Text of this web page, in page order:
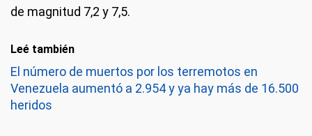
de magnitud 7,2 y 7,5.
Leé también
El número de muertos por los terremotos en
Venezuela aumentó a 2.954 y ya hay más de 16.500
heridos